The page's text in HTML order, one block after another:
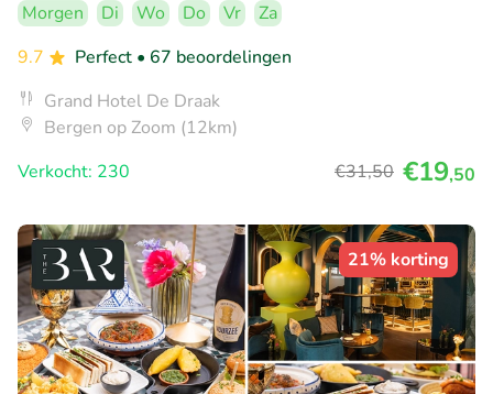
Morgen Di Wo Do Vr
Za
9.7
Perfect • 67 beoordelingen
Grand Hotel De Draak
Bergen op Zoom (12km)
Verkocht: 230
€31,50 €19,50
21% korting